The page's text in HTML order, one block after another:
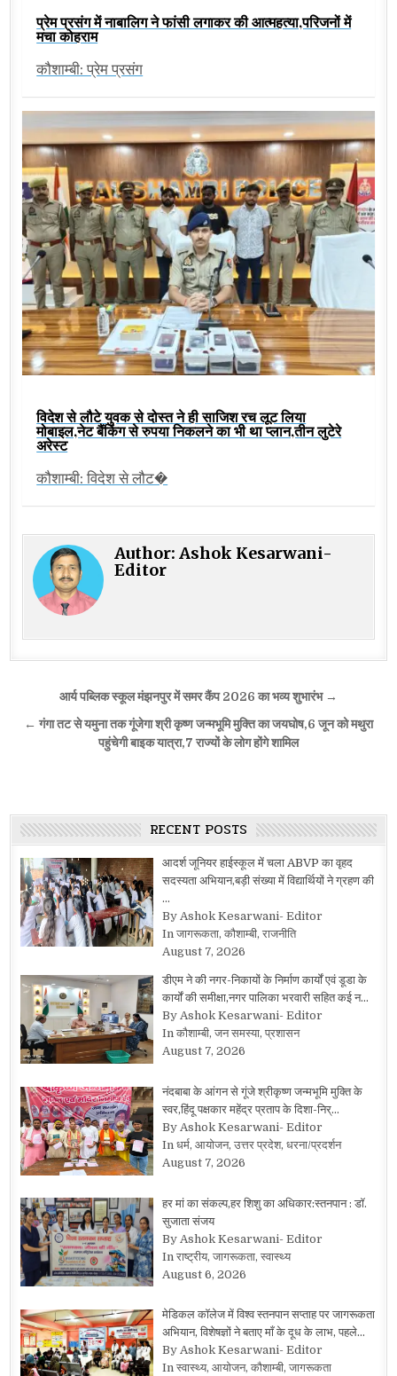
प्रेम प्रसंग में नाबालिग ने फांसी लगाकर की आत्महत्या,परिजनों में
मचा कोहराम
कौशाम्बी: प्रेम प्रसंग
विदेश से लौटे युवक से दोस्त ने ही साजिश रच लूट लिया
मोबाइल,नेट बैंकिंग से रुपया निकलने का भी था प्लान,तीन लुटेरे
अरेस्ट
कौशाम्बी: विदेश से लौट�
Author:Ashok Kesarwani-
Editor
navigation
आर्य पब्लिक स्कूल मंझनपुर में समर कैंप 2026 का भव्य शुभारंभ →
← गंगा तट से यमुना तक गूंजेगा श्री कृष्ण जन्मभूमि मुक्ति का जयघोष,6 जून को मथुरा
पहुंचेगी बाइक यात्रा,7 राज्यों के लोग होंगे शामिल
RECENT POSTS
आदर्श जूनियर हाईस्कूल में चला ABVP का वृहद
सदस्यता अभियान,बड़ी संख्या में विद्यार्थियों ने ग्रहण की
…
By Ashok Kesarwani- Editor
In जागरूकता, कौशाम्बी, राजनीति
August 7, 2026
डीएम ने की नगर-निकायों के निर्माण कार्यों एवं डूडा के
कार्यों की समीक्षा,नगर पालिका भरवारी सहित कई न…
By Ashok Kesarwani- Editor
In कौशाम्बी, जन समस्या, प्रशासन
August 7, 2026
नंदबाबा के आंगन से गूंजे श्रीकृष्ण जन्मभूमि मुक्ति के
स्वर,हिंदू पक्षकार महेंद्र प्रताप के दिशा-निर्…
By Ashok Kesarwani- Editor
In धर्म, आयोजन, उत्तर प्रदेश, धरना/प्रदर्शन
August 7, 2026
हर मां का संकल्प,हर शिशु का अधिकार:स्तनपान : डॉ.
सुजाता संजय
By Ashok Kesarwani- Editor
In राष्ट्रीय, जागरूकता, स्वास्थ्य
August 6, 2026
मेडिकल कॉलेज में विश्व स्तनपान सप्ताह पर जागरूकता
अभियान, विशेषज्ञों ने बताए माँ के दूध के लाभ, पहले…
By Ashok Kesarwani- Editor
In स्वास्थ्य, आयोजन, कौशाम्बी, जागरूकता